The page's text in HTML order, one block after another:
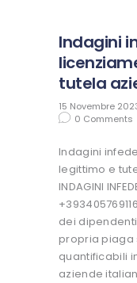
Indagini
tutela
15 Novembre
0 Comments
Indagini
legittimo e
INDAGINI
dei
propria piaga
quantificabili
aziende